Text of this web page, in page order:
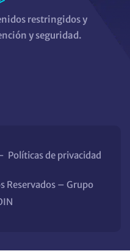
restringidos y
y seguridad.
Políticas de privacidad
– Grupo